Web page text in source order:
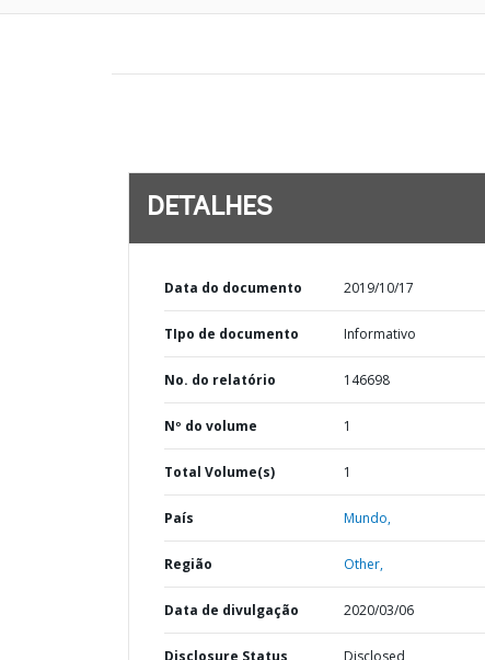
DETALHES
Data do documento 2019/10/17
TIpo de documento Informativo
No. do relatório 146698
Nº do volume 1
Total Volume(s) 1
País Mundo,
Região Other,
Data de divulgação 2020/03/06
Disclosure Status Disclosed